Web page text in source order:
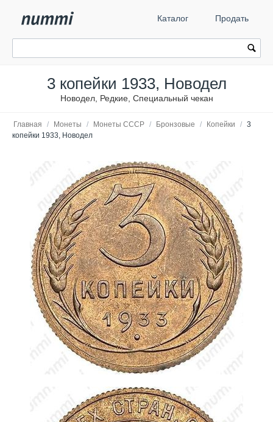
Каталог Продать
3 копейки 1933, Новодел
Новодел, Редкие, Специальный чекан
Главная / Монеты / Монеты СССР / Бронзовые / Копейки / 3
копейки 1933, Новодел